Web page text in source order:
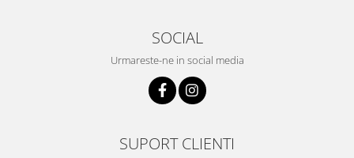
SOCIAL
Urmareste-ne in social media
SUPORT CLIENTI